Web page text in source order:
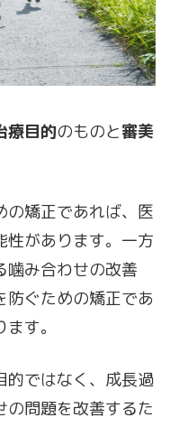
療目的のものと審美
の矯正であれば、医
性があります。一方
噛み合わせの改善
防ぐための矯正であ
す。
的ではなく、成長過
の問題を改善するた